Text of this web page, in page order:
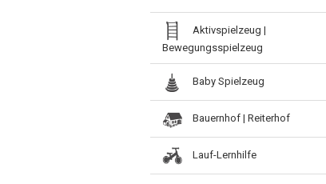
Aktivspielzeug |
Bewegungsspielzeug
Baby Spielzeug
Bauernhof | Reiterhof
Lauf-Lernhilfe